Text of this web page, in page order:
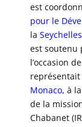
est
pour le
la
est soutenu
l’occasion
Monaco, à
de la
Chabanet